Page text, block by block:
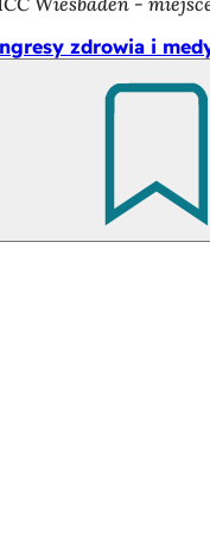
zdrowia i